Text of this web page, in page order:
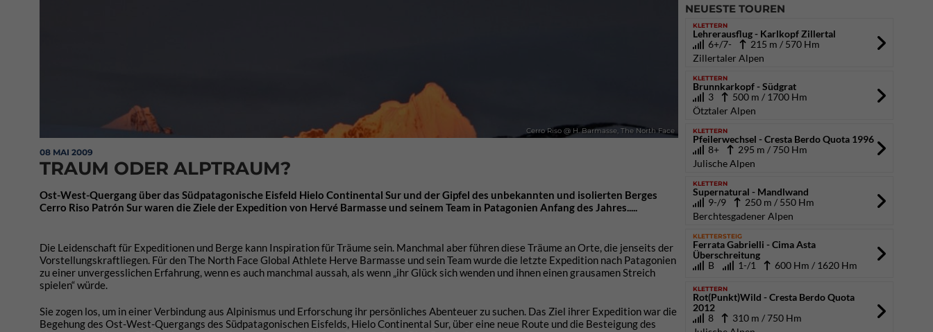
Cerro Riso @ H. Barmasse, The North Face
08 MAI 2009
TRAUM ODER ALPTRAUM?
Ost-West-Quergang über das Südpatagonische Eisfeld Hielo Continental Sur und der Gipfel des unbekannten und isolierten Berges
Cerro Riso Patrón Sur waren die Ziele der Expedition von Hervé Barmasse und seinem Team in Patagonien Anfang des Jahres.....
Die Leidenschaft für Expeditionen und Berge kann Inspiration für Träume sein. Manchmal aber führen diese Träume an Orte, die jenseits der
Vorstellungskraftliegen. Für den The North Face Global Athlete Herve Barmasse und sein Team wurde die letzte Expedition nach Patagonien
zu einer unvergesslichen Erfahrung, wenn es auch manchmal aussah, als wenn „ihr Glück sich wenden und ihnen einen grausamen Streich
spielen“ würde.
Sie zogen los, um in einer Verbindung aus Alpinismus und Erforschung ihr persönliches Abenteuer zu suchen. Das Ziel ihrer Expedition war die
Begehung des Ost-West-Quergangs des Südpatagonischen Eisfelds, Hielo Continental Sur, über eine neue Route und die Besteigung des
NEUESTE TOUREN
KLETTERN
Lehrerausflug - Karlkopf Zillertal
6+/7-
215 m / 570 Hm
Zillertaler Alpen
KLETTERN
Brunnkarkopf - Südgrat
3
500 m / 1700 Hm
Ötztaler Alpen
KLETTERN
Pfeilerwechsel - Cresta Berdo Quota 1996
8+
295 m / 750 Hm
Julische Alpen
KLETTERN
Supernatural - Mandlwand
9-/9
250 m / 550 Hm
Berchtesgadener Alpen
KLETTERSTEIG
Ferrata Gabrielli - Cima Asta
Überschreitung
B
1-/1 600 Hm / 1620 Hm
KLETTERN
Rot(Punkt)Wild - Cresta Berdo Quota
2012
8
310 m / 750 Hm